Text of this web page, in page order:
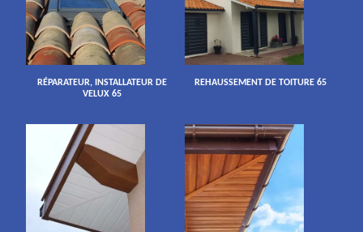
RÉPARATEUR, INSTALLATEUR DE
VELUX 65
REHAUSSEMENT DE TOITURE 65